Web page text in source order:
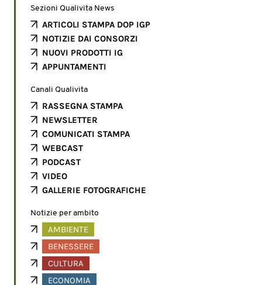
Sezioni Qualivita News
ARTICOLI STAMPA DOP IGP
NOTIZIE DAI CONSORZI
NUOVI PRODOTTI IG
APPUNTAMENTI
Canali Qualivita
RASSEGNA STAMPA
NEWSLETTER
COMUNICATI STAMPA
WEBCAST
PODCAST
VIDEO
GALLERIE FOTOGRAFICHE
Notizie per ambito
AMBIENTE
BENESSERE
CULTURA
ECONOMIA